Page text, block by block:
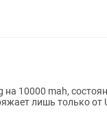
10000 mah,
лишь только от